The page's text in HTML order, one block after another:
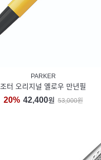
PARKER
조터 오리지널 옐로우 만년필
20% 42,400원 53,000원